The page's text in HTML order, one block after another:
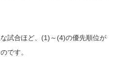
試合ほど、(1)～(4)の優先順位が
です。